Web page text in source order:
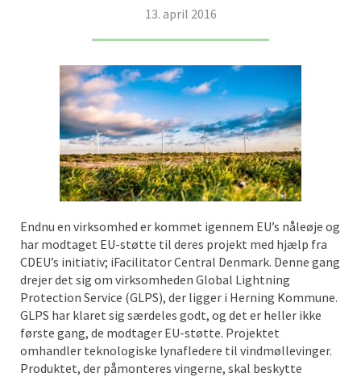
13. april 2016
Endnu en virksomhed er kommet igennem EU’s nåleøje og
har modtaget EU-støtte til deres projekt med hjælp fra
CDEU’s initiativ; iFacilitator Central Denmark. Denne gang
drejer det sig om virksomheden Global Lightning
Protection Service (GLPS), der ligger i Herning Kommune.
GLPS har klaret sig særdeles godt, og det er heller ikke
første gang, de modtager EU-støtte. Projektet
omhandler teknologiske lynafledere til vindmøllevinger.
Produktet, der påmonteres vingerne, skal beskytte